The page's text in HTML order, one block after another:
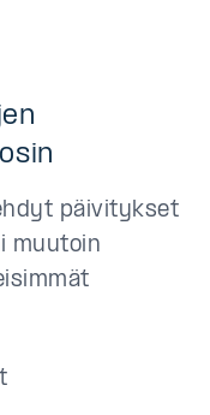
päivitykset
muutoin